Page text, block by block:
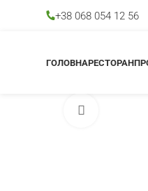
+38 068 054 12 56
ГОЛОВНАРЕСТОРАН